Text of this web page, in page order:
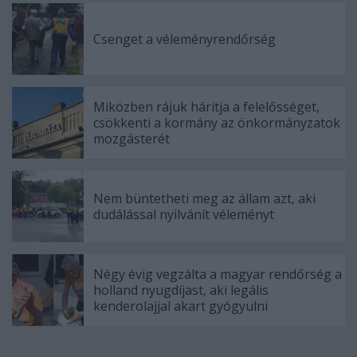
Csenget a véleményrendőrség
Miközben rájuk hárítja a felelősséget,
csökkenti a kormány az önkormányzatok
mozgásterét
Nem büntetheti meg az állam azt, aki
dudálással nyilvánít véleményt
Négy évig vegzálta a magyar rendőrség a
holland nyugdíjast, aki legális
kenderolajjal akart gyógyulni